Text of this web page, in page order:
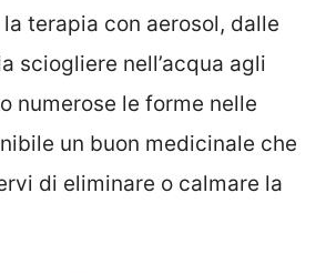
terapia con aerosol, dalle
sciogliere nell’acqua agli
numerose le forme nelle
un buon medicinale che
di eliminare o calmare la